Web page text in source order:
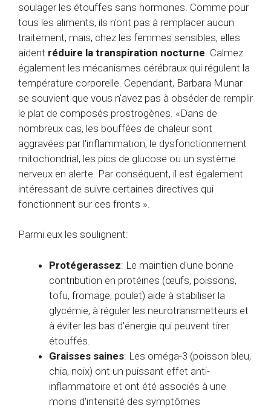
soulager les étouffes sans hormones. Comme pour
tous les aliments, ils n'ont pas à remplacer aucun
traitement, mais, chez les femmes sensibles, elles
aident réduire la transpiration nocturne . Calmez
également les mécanismes cérébraux qui régulent la
température corporelle. Cependant, Barbara Munar
se souvient que vous n'avez pas à obséder de remplir
le plat de composés prostrogènes. «Dans de
nombreux cas, les bouffées de chaleur sont
aggravées par l'inflammation, le dysfonctionnement
mitochondrial, les pics de glucose ou un système
nerveux en alerte. Par conséquent, il est également
intéressant de suivre certaines directives qui
fonctionnent sur ces fronts ».
Parmi eux les soulignent:
Protégerassez: Le maintien d'une bonne
contribution en protéines (œufs, poissons,
tofu, fromage, poulet) aide à stabiliser la
glycémie, à réguler les neurotransmetteurs et
à éviter les bas d'énergie qui peuvent tirer
étouffés.
Graisses saines: Les oméga-3 (poisson bleu,
chia, noix) ont un puissant effet anti-
inflammatoire et ont été associés à une
moins d'intensité des symptômes